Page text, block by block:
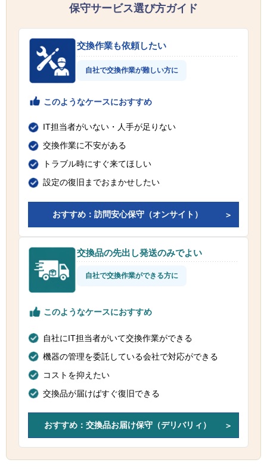
保守サービス選び方ガイド
交換作業も依頼したい
自社で交換作業が難しい方に
このようなケースにおすすめ
IT担当者がいない・人手が足りない
交換作業に不安がある
トラブル時にすぐ来てほしい
設定の復旧までおまかせしたい
おすすめ：訪問安心保守（オンサイト）
交換品の先出し発送のみでよい
自社で交換作業ができる方に
このようなケースにおすすめ
自社にIT担当者がいて交換作業ができる
機器の管理を委託している会社で対応ができる
コストを抑えたい
交換品が届けばすぐ復旧できる
おすすめ：交換品お届け保守（デリバリィ）